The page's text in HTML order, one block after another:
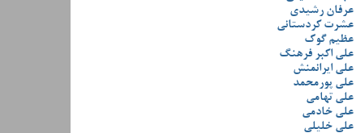
عرفان رشیدی
عشرت کردستانی
عظیم گوک
علی اکبر فرهنگ
علی ایرانمنش
علی پورمحمد
علی تهامی
علی خادمی
علی خلیلی